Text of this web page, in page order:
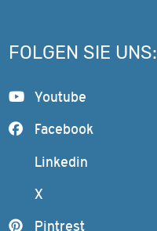
FOLGEN SIE UNS:
Youtube
Facebook
Linkedin
X
Pintrest